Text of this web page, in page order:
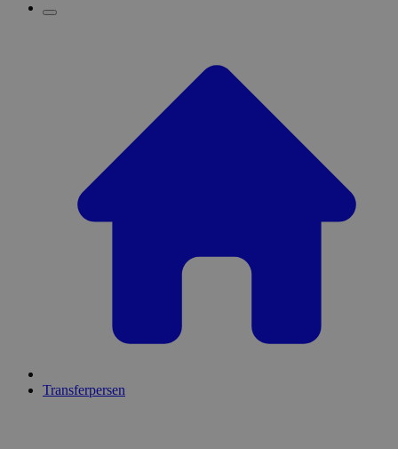
Transferpersen